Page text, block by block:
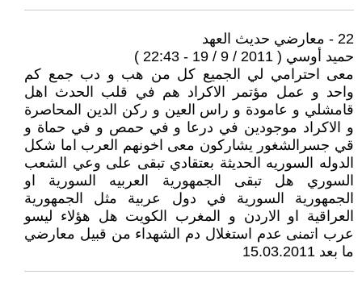
22 - معارضي حديث العهد
حميد أوسي ( 2011 / 9 / 19 - 22:43 )
معى احترامي لي الجميع كل من هب و دب جمع كم
واحد و عمل مؤتمر الاكراد هم في قلب الحدث اهل
قامشلي و عامودة و راس العين و ركن الدين المحاصرة
و الاكراد موجودين في درعا و في حمص و في حماة و
قي جسرالشغور يشاركون معى اخونهم العرب اما شكل
الدوله السوريه الحديثة بعتقادي تبقى على وعي الشعب
السوري هل تبقى الجمهورية العربيه السورية او
الجمهورية السورية في دول عربية مثل الجمهورية
العراقية او الاردن و المغرب الكويت هل هؤلاء ليسو
عرب اتمنى عدم استغلال دم الشهداء من قبيل معارضي
ما بعد 15.03.2011